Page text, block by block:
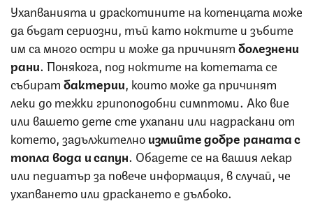
Ухапванията и драскотините на котенцата може
да бъдат сериозни, тъй като ноктите и зъбите
им са много остри и може да причинятболезнени
рани. Понякога, под ноктите на котетата се
събиратбактерии , които може да причинят
леки до тежки грипоподобни симптоми. Ако вие
или вашето дете сте ухапани или надраскани от
котето, задължителноизмийте добре раната с
топла вода и сапун. Обадете се на вашия лекар
или педиатър за повече информация, в случай, че
ухапването или драскането е дълбоко.